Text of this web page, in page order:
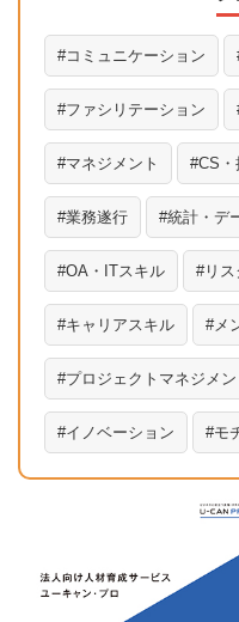
コミュニケーション
ファシリテーション
マネジメント CS・
業務遂行 統計・デ
OA・ITスキル リス
キャリアスキル メ
プロジェクトマネジメン
イノベーション モ